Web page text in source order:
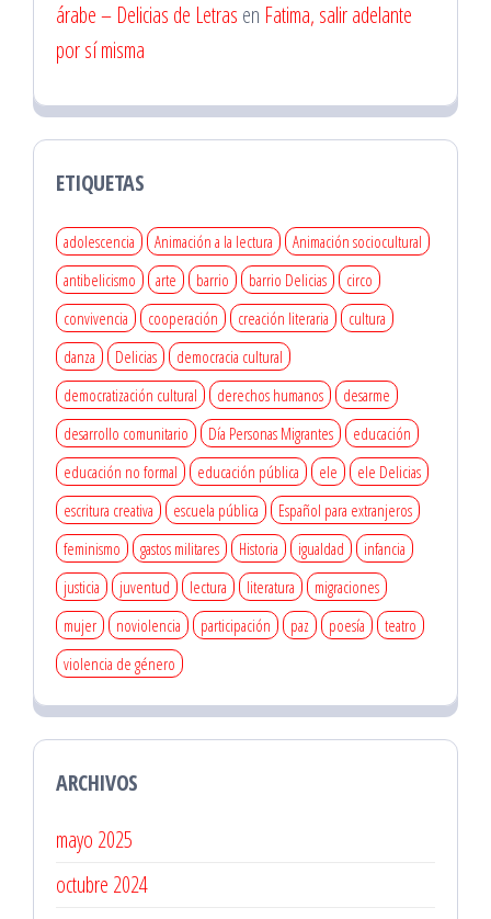
árabe – Delicias de Letras en Fatima, salir adelante
por sí misma
ETIQUETAS
adolescencia Animación a la lectura
Animación sociocultural
antibelicismo
arte barrio barrio Delicias
circo
convivencia
cooperación creación literaria
cultura
danza
Delicias
democracia cultural
democratización cultural
derechos humanos
desarme
desarrollo comunitario
Día Personas Migrantes
educación
educación no formal
educación pública ele
ele Delicias
escritura creativa
escuela pública
Español para extranjeros
feminismo
gastos militares Historia igualdad
infancia
justicia
juventud lectura literatura
migraciones
mujer
noviolencia participación paz poesía
teatro
violencia de género
ARCHIVOS
mayo 2025
octubre 2024